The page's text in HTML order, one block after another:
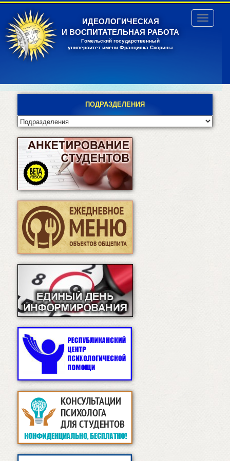
Перейти
основному
содержанию
ИДЕОЛОГИЧЕСКАЯ
И ВОСПИТАТЕЛЬНАЯ РАБОТА
Гомельский государственный
университет имени Франциска Скорины
Toggle
ПОДРАЗДЕЛЕНИЯ